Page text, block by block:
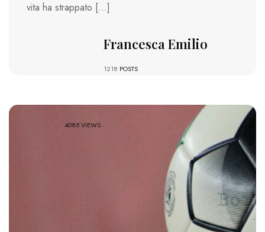
vita ha strappato […]
Francesca Emilio
1218 POSTS
4085 VIEWS